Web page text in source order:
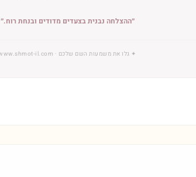
״ההצלחה נבנית בצעדים מדודים ובנחת רוח.״
✦ גלו את משמעות השם שלכם · www.shmot-il.com